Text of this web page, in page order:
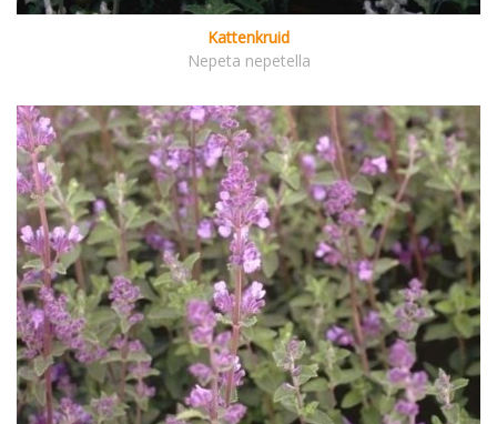
Kattenkruid
Nepeta nepetella